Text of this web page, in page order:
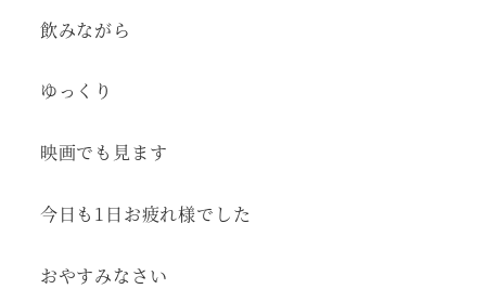
飲みながら
ゆっくり
映画でも見ます
今日も1日お疲れ様でした
おやすみなさい